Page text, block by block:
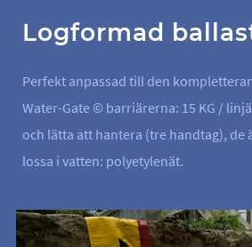
Logformad
Perfekt anpassad till den
Water-Gate © barriärerna: 15 KG /
och lätta att hantera (tre handtag), de
lossa i vatten: polyetylenät.